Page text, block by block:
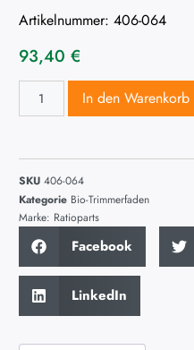
Artikelnummer: 406-064
93,40 €
In den Warenkorb
SKU 406-064
Kategorie Bio-Trimmerfaden
Marke: Ratioparts
Facebook
LinkedIn